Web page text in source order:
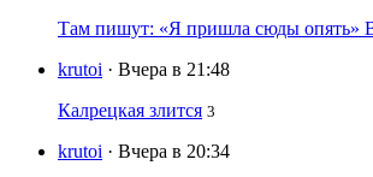
Там пишут: «Я пришла сюды опять»
krutoi · Вчера в 21:48
Калрецкая злится 3
krutoi · Вчера в 20:34